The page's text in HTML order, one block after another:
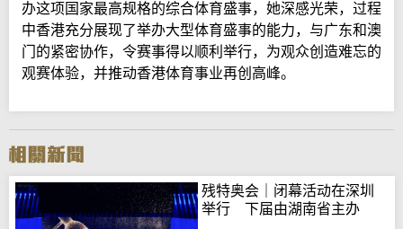
办这项国家最高规格的综合体育盛事，她深感光荣，过程
中香港充分展现了举办大型体育盛事的能力，与广东和澳
门的紧密协作，令赛事得以顺利举行，为观众创造难忘的
观赛体验，并推动香港体育事业再创高峰。
残特奥会｜闭幕活动在深圳
举行 下届由湖南省主办